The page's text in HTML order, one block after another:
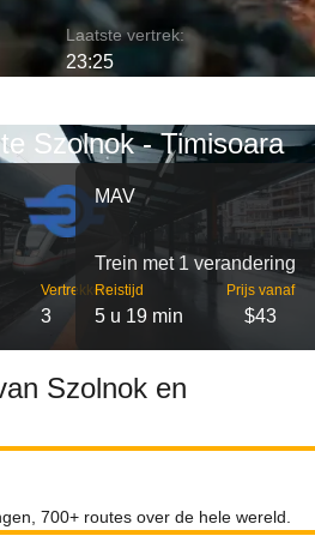
Laatste vertrek:
23:25
Szolnok - Timisoara
Vertrekken
3
MAV
Trein met 1 verandering
Reistijd
5 u 19 min
Prijs vanaf
$43
Szolnok en
700+ routes over de hele wereld.